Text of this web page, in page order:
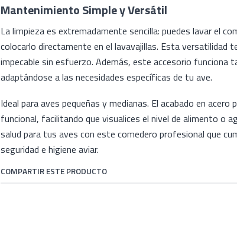
Mantenimiento Simple y Versátil
La limpieza es extremadamente sencilla: puedes lavar el
colocarlo directamente en el lavavajillas. Esta versatilidad
impecable sin esfuerzo. Además, este accesorio funciona
adaptándose a las necesidades específicas de tu ave.
Ideal para aves pequeñas y medianas. El acabado en
funcional, facilitando que visualices el nivel de alimento o
salud para tus aves con este comedero profesional que
seguridad e higiene aviar.
COMPARTIR ESTE PRODUCTO